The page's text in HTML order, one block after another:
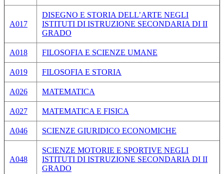
A017
DISEGNO E STORIA DELL’ARTE NEGLI
ISTITUTI DI ISTRUZIONE SECONDARIA DI II
GRADO
A018 FILOSOFIA E SCIENZE UMANE
A019 FILOSOFIA E STORIA
A026 MATEMATICA
A027 MATEMATICA E FISICA
A046 SCIENZE GIURIDICO ECONOMICHE
A048
SCIENZE MOTORIE E SPORTIVE NEGLI
ISTITUTI DI ISTRUZIONE SECONDARIA DI II
GRADO